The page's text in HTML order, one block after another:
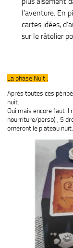
l’aventure. En
cartes idées,
sur le râtelier
La phase Nuit :
Après toutes ces
nuit.
Oui mais encore faut il
nourriture/perso) , 5
orneront le plateau nuit.